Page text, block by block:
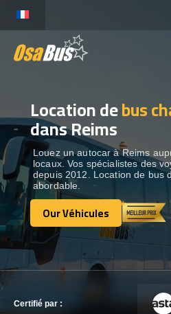
content
LOCATION DE BUS
DESTINATIONS
OUR VÉHICULES
CONTACTEZ-NOUS
CONTACTEZ-NOUS
Location debus
dans Reims
Louez un autocar à Reims
locaux. Vos spécialistes des
depuis 2012. Location de bus
abordable.
Our Véhicules
Our Véhicules
Certifié par :